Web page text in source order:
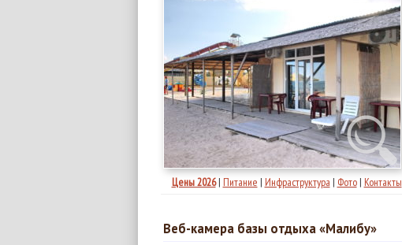
Цены 2026| Питание | Инфраструктура | Фото| Контакты
Веб-камера базы отдыха «Малибу»